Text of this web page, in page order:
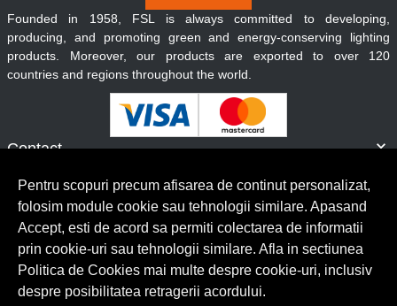
Contact
Servicii clienti
Founded in 1958, FSL is always committed to developing,
producing, and promoting green and energy-conserving lighting
products. Moreover, our products are exported to over 120
countries and regions throughout the world.
© Copyright 2026 Lumilux. Toate drepturile rezervate.
Pentru scopuri precum afisarea de continut personalizat,
folosim module cookie sau tehnologii similare. Apasand
Accept, esti de acord sa permiti colectarea de informatii
prin cookie-uri sau tehnologii similare. Afla in sectiunea
Politica de Cookies mai multe despre cookie-uri, inclusiv
despre posibilitatea retragerii acordului.